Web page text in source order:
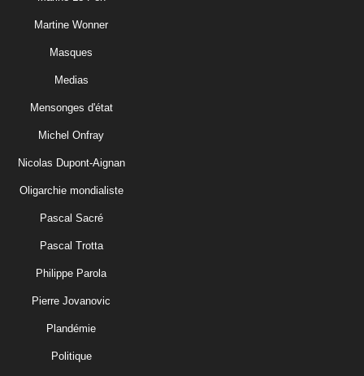
Martine Wonner
Masques
Medias
Mensonges d'état
Michel Onfray
Nicolas Dupont-Aignan
Oligarchie mondialiste
Pascal Sacré
Pascal Trotta
Philippe Parola
Pierre Jovanovic
Plandémie
Politique